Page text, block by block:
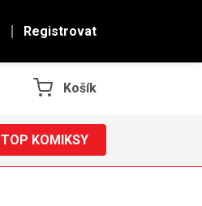
Registrovat
Košík
TOP KOMIKSY